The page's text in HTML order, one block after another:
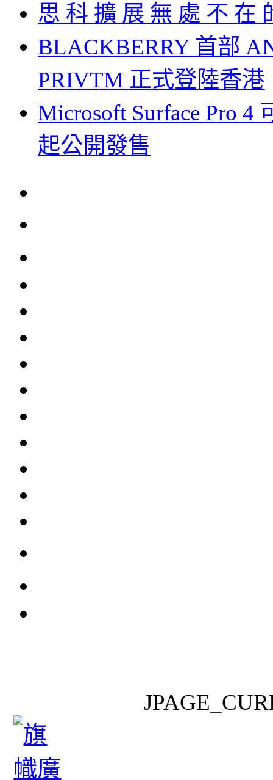
思 科 擴 展 無 處 不 在
BLACKBERRY 首部
PRIVTM 正式登陸香港
Microsoft Surface Pro 4
起公開發售